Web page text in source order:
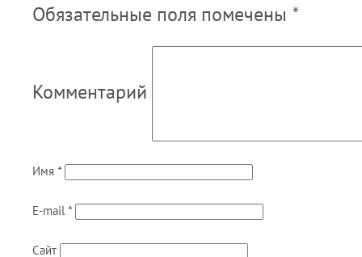
Обязательные поля помечены *
Комментарий
Имя *
E-mail *
Сайт